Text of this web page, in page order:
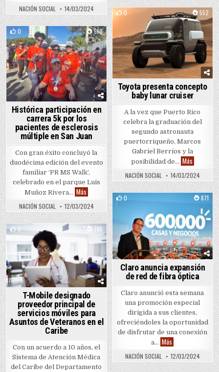
NACIÓN SOCIAL 14/03/2024 0 552
Posted in
Toyota presenta concepto
baby lunar cruiser
A la vez que Puerto Rico
celebra la graduación del
segundo astronauta
puertorriqueño, Marcos
Gabriel Berríos y la
posibilidad de… MásToyota
NACIÓN SOCIAL 14/03/2024
0 568
Posted in
Histórica participación en
carrera 5k por los
pacientes de esclerosis
múltiple en San Juan
Con gran éxito concluyó la
duodécima edición del evento
familiar ‘PR MS Walk‘,
celebrado en el parque Luis
Muñoz Rivera… Más Histórica participación en carrera 5k por los
NACIÓN SOCIAL 12/03/2024
0 871
Claro anuncia expansión
de red de fibra óptica
Claro anunció esta semana
una promoción especial
dirigida a sus clientes,
ofreciéndoles la oportunidad
de disfrutar de una conexión
a… Más Claro anuncia
NACIÓN SOCIAL 12/03/2024
0 786
Posted in
T-Mobile designado
proveedor principal de
servicios móviles para
Asuntos de Veteranos en el
Caribe
Con un acuerdo a 10 años, el
Sistema de Atención Médica
del Caribe del Departamento